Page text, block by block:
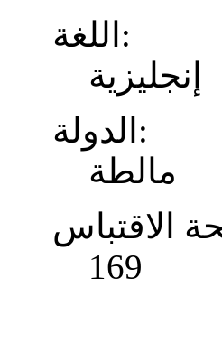
اللغة:
إنجليزية
الدولة:
مالطة
169